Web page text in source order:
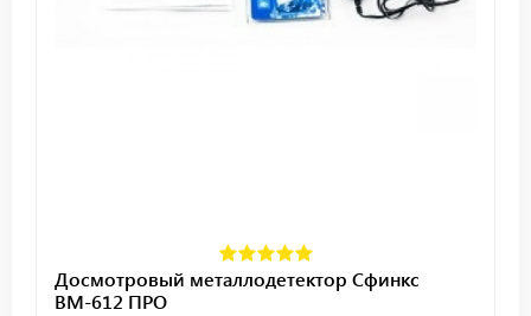
Досмотровый металлодетектор Сфинкс
ВМ-612 ПРО